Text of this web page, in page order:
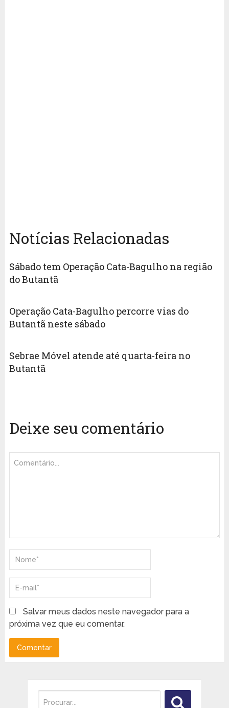
Notícias Relacionadas
Sábado tem Operação Cata-Bagulho na região
do Butantã
Operação Cata-Bagulho percorre vias do
Butantã neste sábado
Sebrae Móvel atende até quarta-feira no
Butantã
Deixe seu comentário
Salvar meus dados neste navegador para a
próxima vez que eu comentar.